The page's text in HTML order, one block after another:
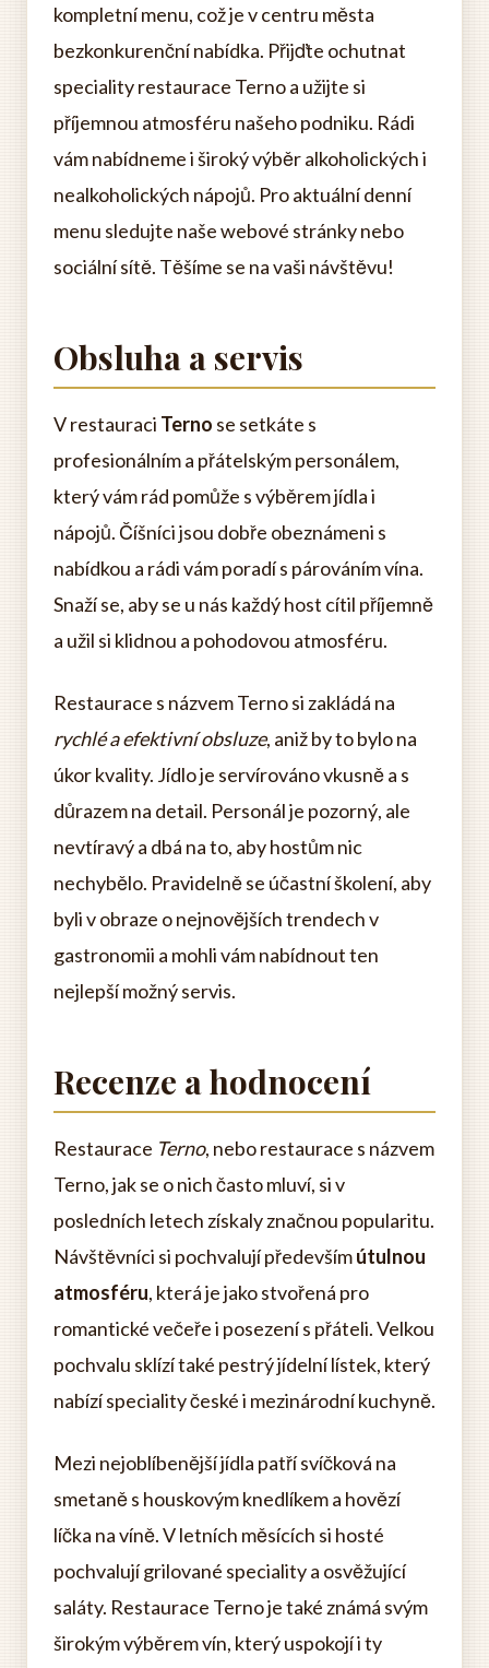
kompletní menu, což je v centru města
bezkonkurenční nabídka. Přijďte ochutnat
speciality restaurace Terno a užijte si
příjemnou atmosféru našeho podniku. Rádi
vám nabídneme i široký výběr alkoholických i
nealkoholických nápojů. Pro aktuální denní
menu sledujte naše webové stránky nebo
sociální sítě. Těšíme se na vaši návštěvu!
Obsluha a servis
V restauraci Terno se setkáte s
profesionálním a přátelským personálem,
který vám rád pomůže s výběrem jídla i
nápojů. Číšníci jsou dobře obeznámeni s
nabídkou a rádi vám poradí s párováním vína.
Snaží se, aby se u nás každý host cítil příjemně
a užil si klidnou a pohodovou atmosféru.
Restaurace s názvem Terno si zakládá na
rychlé a efektivní obsluze, aniž by to bylo na
úkor kvality. Jídlo je servírováno vkusně a s
důrazem na detail. Personál je pozorný, ale
nevtíravý a dbá na to, aby hostům nic
nechybělo. Pravidelně se účastní školení, aby
byli v obraze o nejnovějších trendech v
gastronomii a mohli vám nabídnout ten
nejlepší možný servis.
Recenze a hodnocení
Restaurace Terno, nebo restaurace s názvem
Terno, jak se o nich často mluví, si v
posledních letech získaly značnou popularitu.
Návštěvníci si pochvalují předevšímútulnou
atmosféru, která je jako stvořená pro
romantické večeře i posezení s přáteli. Velkou
pochvalu sklízí také pestrý jídelní lístek, který
nabízí speciality české i mezinárodní kuchyně.
Mezi nejoblíbenější jídla patří svíčková na
smetaně s houskovým knedlíkem a hovězí
líčka na víně. V letních měsících si hosté
pochvalují grilované speciality a osvěžující
saláty. Restaurace Terno je také známá svým
širokým výběrem vín, který uspokojí i ty